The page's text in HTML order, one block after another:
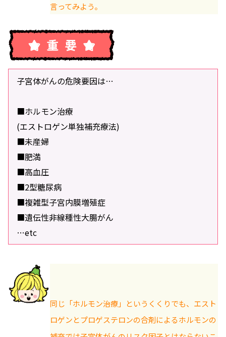
言ってみよう。
子宮体がんの危険要因は…
■ホルモン治療
(エストロゲン単独補充療法)
■未産婦
■肥満
■高血圧
■2型糖尿病
■複雑型子宮内膜増殖症
■遺伝性非線種性大腸がん
…etc
同じ「ホルモン治療」というくくりでも、エスト
ロゲンとプロゲステロンの合剤によるホルモンの